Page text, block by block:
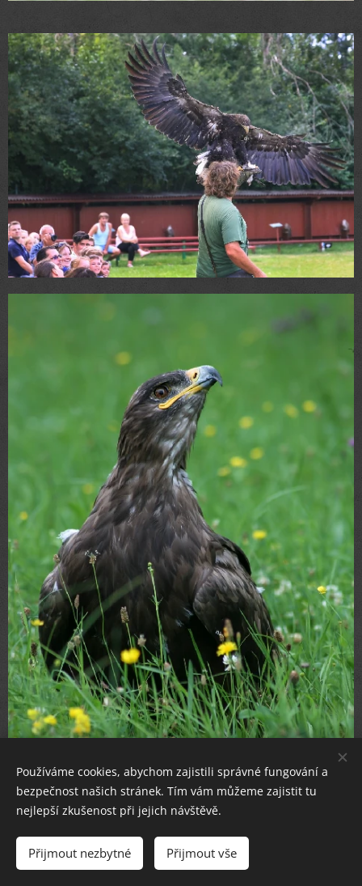
Používáme cookies, abychom zajistili správné fungování a
bezpečnost našich stránek. Tím vám můžeme zajistit tu
nejlepší zkušenost při jejich návštěvě.
Přijmout nezbytné Přijmout vše